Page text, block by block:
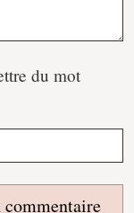
du mot
commentaire